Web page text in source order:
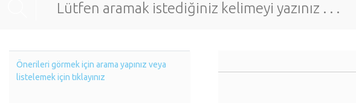
Önerileri görmek için arama yapınız veya
listelemek için tıklayınız